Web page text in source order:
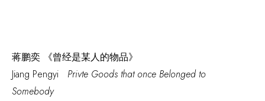
蒋鹏奕 《曾经是某人的物品》
Jiang Pengyi Privte Goods that once Belonged to
Somebody